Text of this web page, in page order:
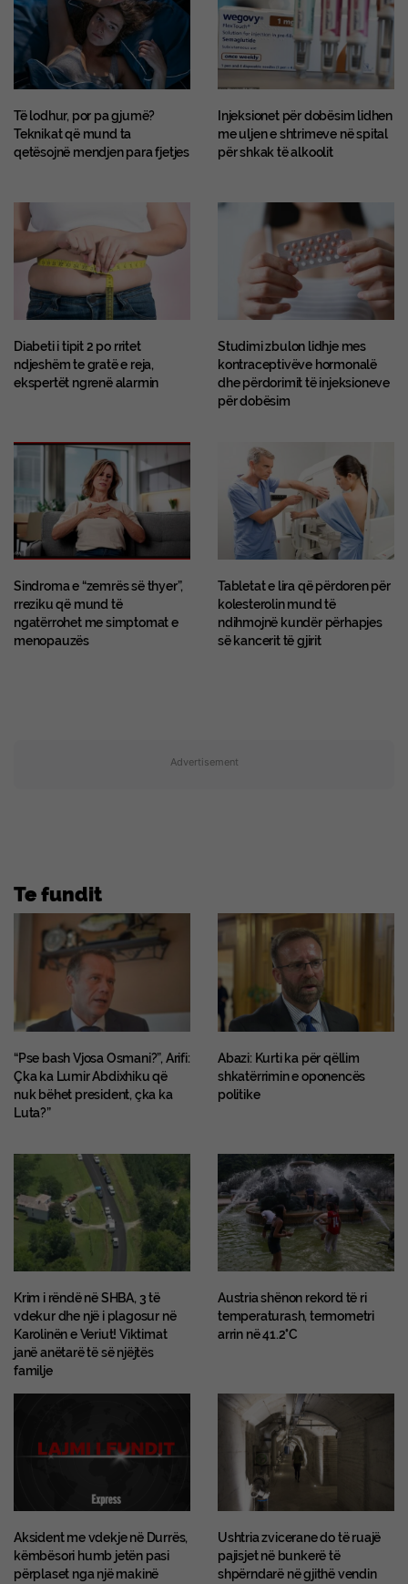
Të lodhur, por pa gjumë?
Teknikat që mund ta
qetësojnë mendjen para fjetjes
Injeksionet për dobësim lidhen
me uljen e shtrimeve në spital
për shkak të alkoolit
Diabeti i tipit 2 po rritet
ndjeshëm te gratë e reja,
ekspertët ngrenë alarmin
Studimi zbulon lidhje mes
kontraceptivëve hormonalë
dhe përdorimit të injeksioneve
për dobësim
Sindroma e “zemrës së thyer”,
rreziku që mund të
ngatërrohet me simptomat e
menopauzës
Tabletat e lira që përdoren për
kolesterolin mund të
ndihmojnë kundër përhapjes
së kancerit të gjirit
Advertisement
Te fundit
“Pse bash Vjosa Osmani?”, Arifi:
Çka ka Lumir Abdixhiku që
nuk bëhet president, çka ka
Luta?”
Abazi: Kurti ka për qëllim
shkatërrimin e oponencës
politike
Krim i rëndë në SHBA, 3 të
vdekur dhe një i plagosur në
Karolinën e Veriut! Viktimat
janë anëtarë të së njëjtës
familje
Austria shënon rekord të ri
temperaturash, termometri
arrin në 41.2°C
Aksident me vdekje në Durrës,
këmbësori humb jetën pasi
përplaset nga një makinë
Ushtria zvicerane do të ruajë
pajisjet në bunkerë të
shpërndarë në gjithë vendin